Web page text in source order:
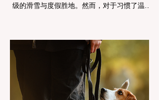
级的滑雪与度假胜地。然而，对于习惯了温暖
(Chain Controls)。 不了解这些规定，不仅可
能面临高额罚单或被公路巡警（CHP）劝
返，更可能在冰雪路面上引发严重的安全事
故。本文将为您系统解析加州的防滑链政策，
帮助您明确自己的车型在不同路况下的具体要